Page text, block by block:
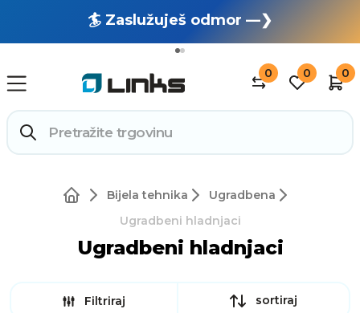
🏄 Zaslužuješ odmor —❯
🔥 OUTLET: TOTALNA RASPRODAJA —❯
0 0 0
Bijela tehnika
Ugradbena
Ugradbeni hladnjaci
Ugradbeni hladnjaci
Filtriraj sortiraj